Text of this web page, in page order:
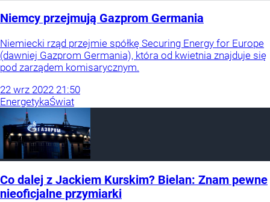
Niemcy przejmują Gazprom Germania
Niemiecki rząd przejmie spółkę Securing Energy for Europe
(dawniej Gazprom Germania), która od kwietnia znajduje się
pod zarządem komisarycznym.
22 wrz 2022 21:50
EnergetykaŚwiat
Co dalej z Jackiem Kurskim? Bielan: Znam pewne
nieoficjalne przymiarki